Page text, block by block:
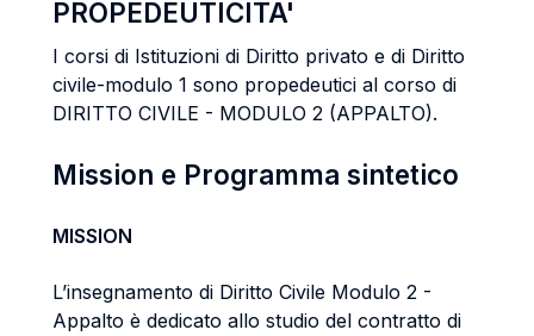
PROPEDEUTICITA'
I corsi di Istituzioni di Diritto privato e di Diritto
civile-modulo 1 sono propedeutici al corso di
DIRITTO CIVILE - MODULO 2 (APPALTO).
Mission e Programma sintetico
MISSION
L’insegnamento di Diritto Civile Modulo 2 -
Appalto è dedicato allo studio del contratto di